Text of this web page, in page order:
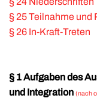
§ 25 Teilnahme und
§ 26 In-Kraft-Treten
§ 1 Aufgaben des
und Integration (nach